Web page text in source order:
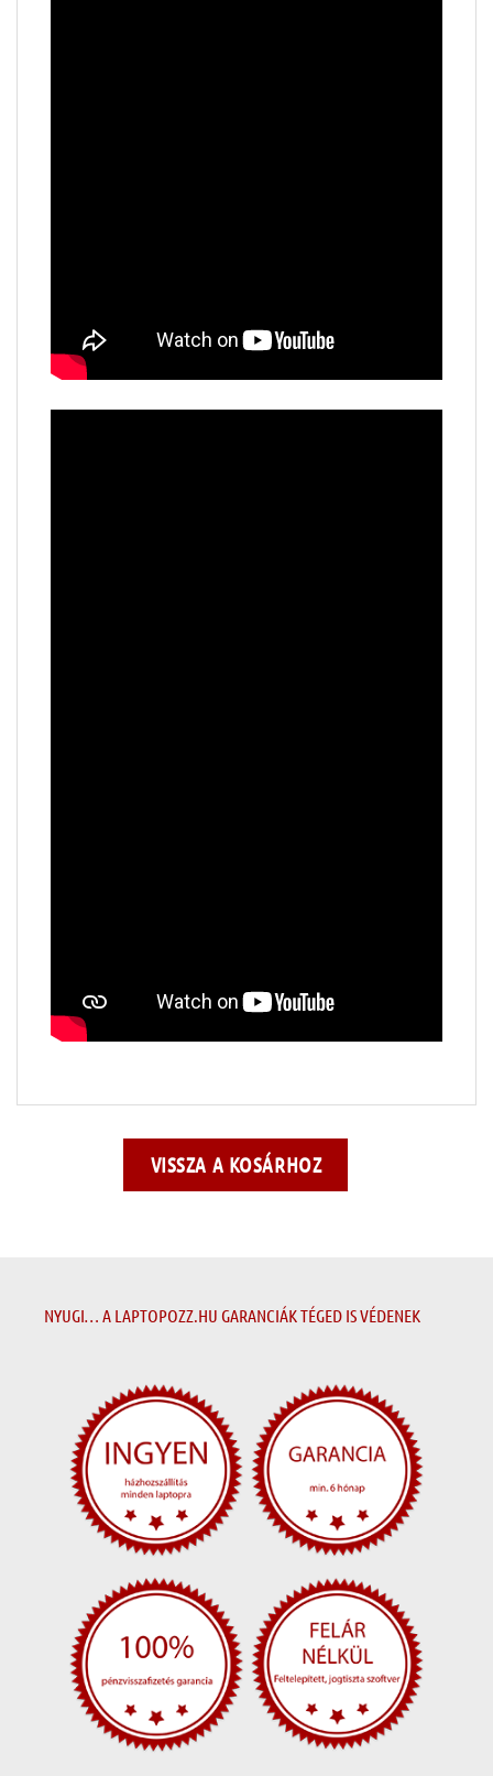
VISSZA A KOSÁRHOZ
NYUGI… A LAPTOPOZZ.HU GARANCIÁK TÉGED IS VÉDENEK